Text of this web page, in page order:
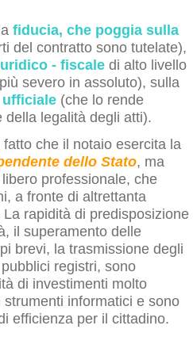
fiducia, che poggia sulla
del contratto sono tutelate),
- fiscaledi alto livello
severo in assoluto), sulla
(che lo rende
della legalità degli atti).
che il notaio esercita la
dello Stato, ma
professionale, che
a fronte di altrettanta
rapidità di predisposizione
il superamento delle
brevi, la trasmissione degli
registri, sono
di investimenti molto
informatici e sono
efficienza per il cittadino.